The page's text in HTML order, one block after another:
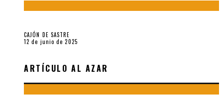
CAJÓN DE SASTRE
12 de junio de 2025
ARTÍCULO AL AZAR